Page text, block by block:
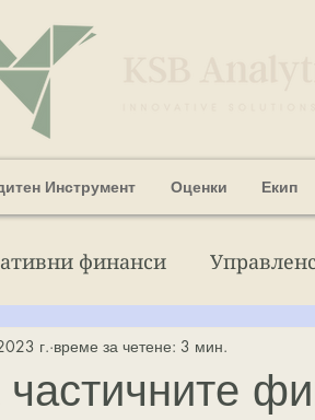
Инструмент Оценки Екип
финанси
Теми за оценяване
г. време за четене: 3 мин.